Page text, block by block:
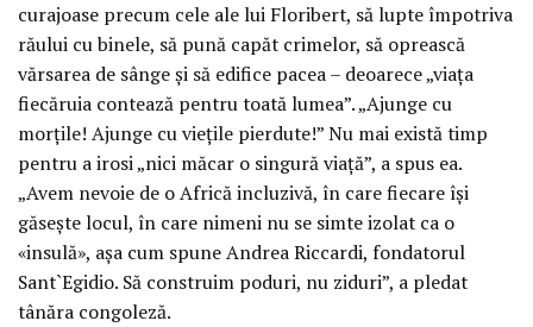
curajoase precum cele ale lui Floribert, să lupte împotriva
răului cu binele, să pună capăt crimelor, să oprească
vărsarea de sânge și să edifice pacea – deoarece „viața
fiecăruia contează pentru toată lumea”. „Ajunge cu
morțile! Ajunge cu viețile pierdute!” Nu mai există timp
pentru a irosi „nici măcar o singură viață”, a spus ea.
„Avem nevoie de o Africă incluzivă, în care fiecare își
găsește locul, în care nimeni nu se simte izolat ca o
«insulă», așa cum spune Andrea Riccardi, fondatorul
Sant`Egidio. Să construim poduri, nu ziduri”, a pledat
tânăra congoleză.